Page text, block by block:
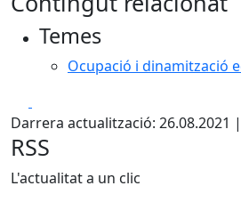
+
Temes
Ocupació i dinamització
Darrera actualització: 26.08.2021
RSS
L'actualitat a un clic